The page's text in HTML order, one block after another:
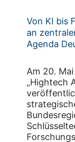
Von KI bis
an
Agenda
Am 20.
„Hightech